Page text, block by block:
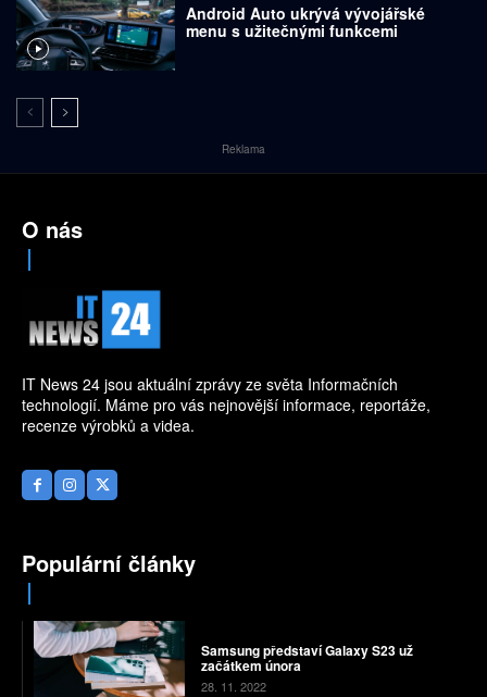
Android Auto ukrývá vývojářské
menu s užitečnými funkcemi
Reklama
O nás
IT News 24 jsou aktuální zprávy ze světa Informačních
technologií. Máme pro vás nejnovější informace, reportáže,
recenze výrobků a videa.
Populární články
Samsung představí Galaxy S23 už
začátkem února
28. 11. 2022